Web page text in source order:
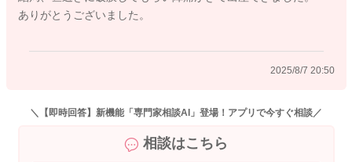
ありがとうございました。
2025/8/7 20:50
＼【即時回答】新機能「専門家相談AI」登場！アプリで今すぐ相談／
相談はこちら